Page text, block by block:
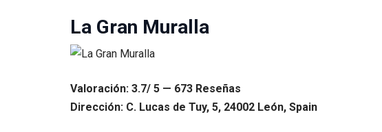
La Gran Muralla
Valoración: 3.7/ 5 — 673 Reseñas
Dirección: C. Lucas de Tuy, 5, 24002 León, Spain